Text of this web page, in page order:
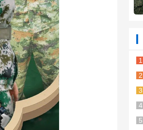
1
2
3
4
5